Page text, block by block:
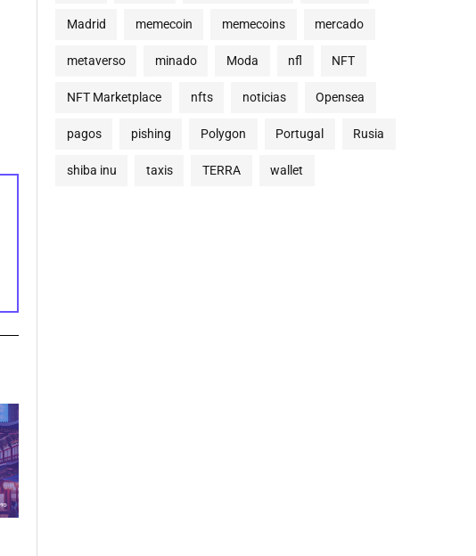
Madrid memecoin memecoins mercado
metaverso minado Moda nfl NFT
NFT Marketplace nfts noticias Opensea
pagos pishing Polygon Portugal Rusia
shiba inu taxis TERRA wallet